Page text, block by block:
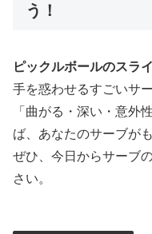
う！
ピックルボールのスラ
手を惑わせるすごいサー
「曲がる・深い・意外
ば、あなたのサーブが
ぜひ、今日からサーブ
さい。